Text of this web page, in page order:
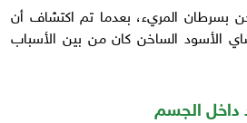
بسرطان المريء، بعدما تم اكتشاف أن
الأسود الساخن كان من بين الأسباب
داخل الجسم